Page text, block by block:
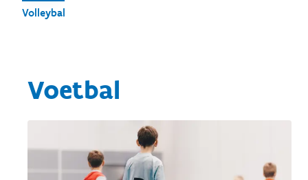
Volleybal
Voetbal